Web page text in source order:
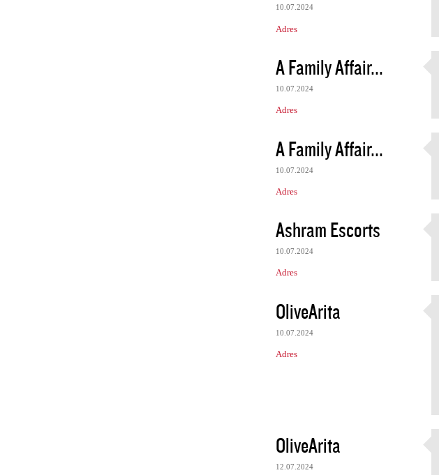
10.07.2024
Adres
A Family Affair...
10.07.2024
Adres
A Family Affair...
10.07.2024
Adres
Ashram Escorts
10.07.2024
Adres
OliveArita
10.07.2024
Adres
OliveArita
12.07.2024